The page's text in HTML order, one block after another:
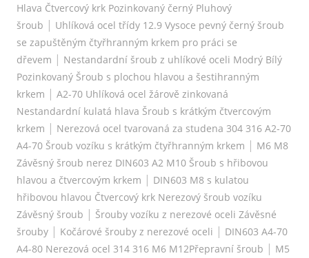
Hlava Čtvercový krk Pozinkovaný černý Pluhový
šroub | Uhlíková ocel třídy 12.9 Vysoce pevný černý šroub
se zapuštěným čtyřhranným krkem pro práci se
dřevem | Nestandardní šroub z uhlíkové oceli Modrý Bílý
Pozinkovaný Šroub s plochou hlavou a šestihranným
krkem | A2-70 Uhlíková ocel žárově zinkovaná
Nestandardní kulatá hlava Šroub s krátkým čtvercovým
krkem | Nerezová ocel tvarovaná za studena 304 316 A2-70
A4-70 Šroub vozíku s krátkým čtyřhranným krkem | M6 M8
Závěsný šroub nerez DIN603 A2 M10 Šroub s hřibovou
hlavou a čtvercovým krkem | DIN603 M8 s kulatou
hřibovou hlavou Čtvercový krk Nerezový šroub vozíku
Závěsný šroub | Šrouby vozíku z nerezové oceli Závěsné
šrouby| Kočárové šrouby z nerezové oceli | DIN603 A4-70
A4-80 Nerezová ocel 314 316 M6 M12Přepravní šroub | M5